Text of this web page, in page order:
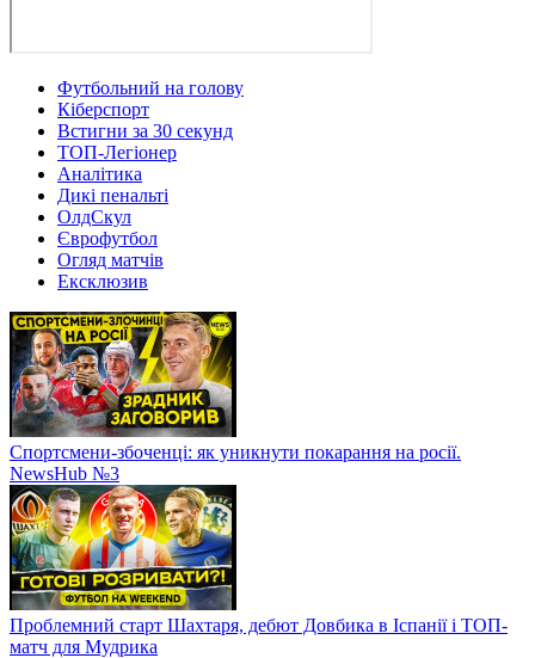
Футбольний на голову
Кіберспорт
Встигни за 30 секунд
ТОП-Легіонер
Аналітика
Дикі пенальті
ОлдСкул
Єврофутбол
Огляд матчів
Ексклюзив
Спортсмени-збоченці: як уникнути покарання на росії.
NewsHub №3
Проблемний старт Шахтаря, дебют Довбика в Іспанії і ТОП-
матч для Мудрика